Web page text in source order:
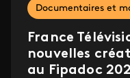
Documentaires et
France
nouvelles
au Fipadoc